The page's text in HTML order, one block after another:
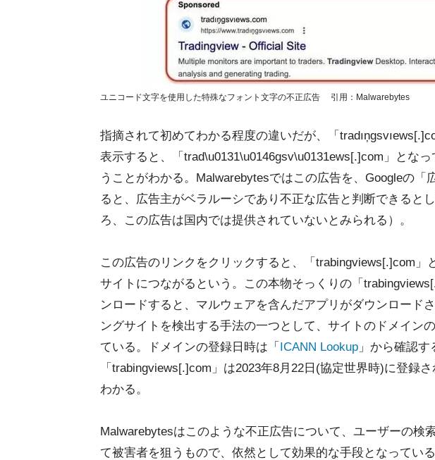
ユニコード文字を使用した特殊なフォント文字の不正広告 引用：Malwarebytes
指摘されて初めてわかる程度の違いだが、「
表示すると、「trad\u0131\u0146gsv\u0131ews[.]com」とな
うことがわかる。Malwarebytesではこの広告を、Googleの「
ると、広告主がベラルーシであり不正な広告と判断できると
ろ、この広告は国内では提供されていないとみられる）。
この広告のリンクをクリックすると、「trabingviews[.]com」
サイトにつながるという。この本物そっくりの「
ンロードすると、マルウェアを含んだアプリがダウンロード
ングサイトを検出する手法の一つとして、サイトのドメイン
ている。ドメインの登録日時は「 ICANN Lookup 」から確認す
「trabingviews[.]com」は2023年8月22日(協定世界時)に登録
わかる。
Malwarebytesはこのような不正広告について、ユーザーの検
て被害者を狙うもので、依然として効果的な手段となってい